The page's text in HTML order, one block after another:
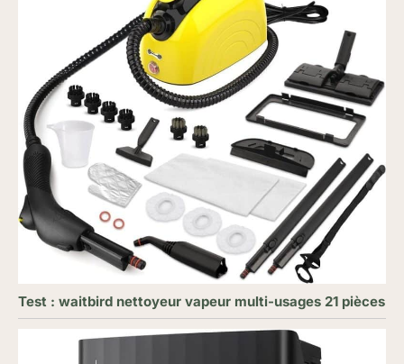
Test : waitbird nettoyeur vapeur multi-usages 21 pièces